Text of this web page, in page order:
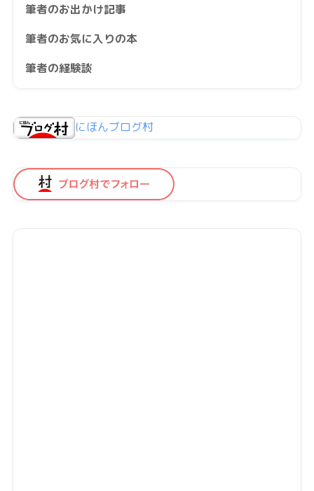
筆者のお出かけ記事
筆者のお気に入りの本
筆者の経験談
にほんブログ村